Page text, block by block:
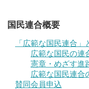
国民連合概要
「広範な国民連合」
広範な国民の連
憲章・めざす進
広範な国民連合
賛同会員申込